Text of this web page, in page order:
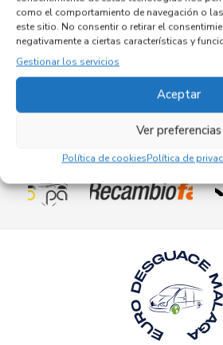
como el comportamiento de navegación o
este sitio. No consentir o retirar el
negativamente a ciertas características y
Gestionar los servicios
Aceptar
Ver preferencias
Política de cookiesPolítica de
Referencia ID: 147058
Referencia OEM: 020425550
42,95€ (IVA no incluído)
Empresas